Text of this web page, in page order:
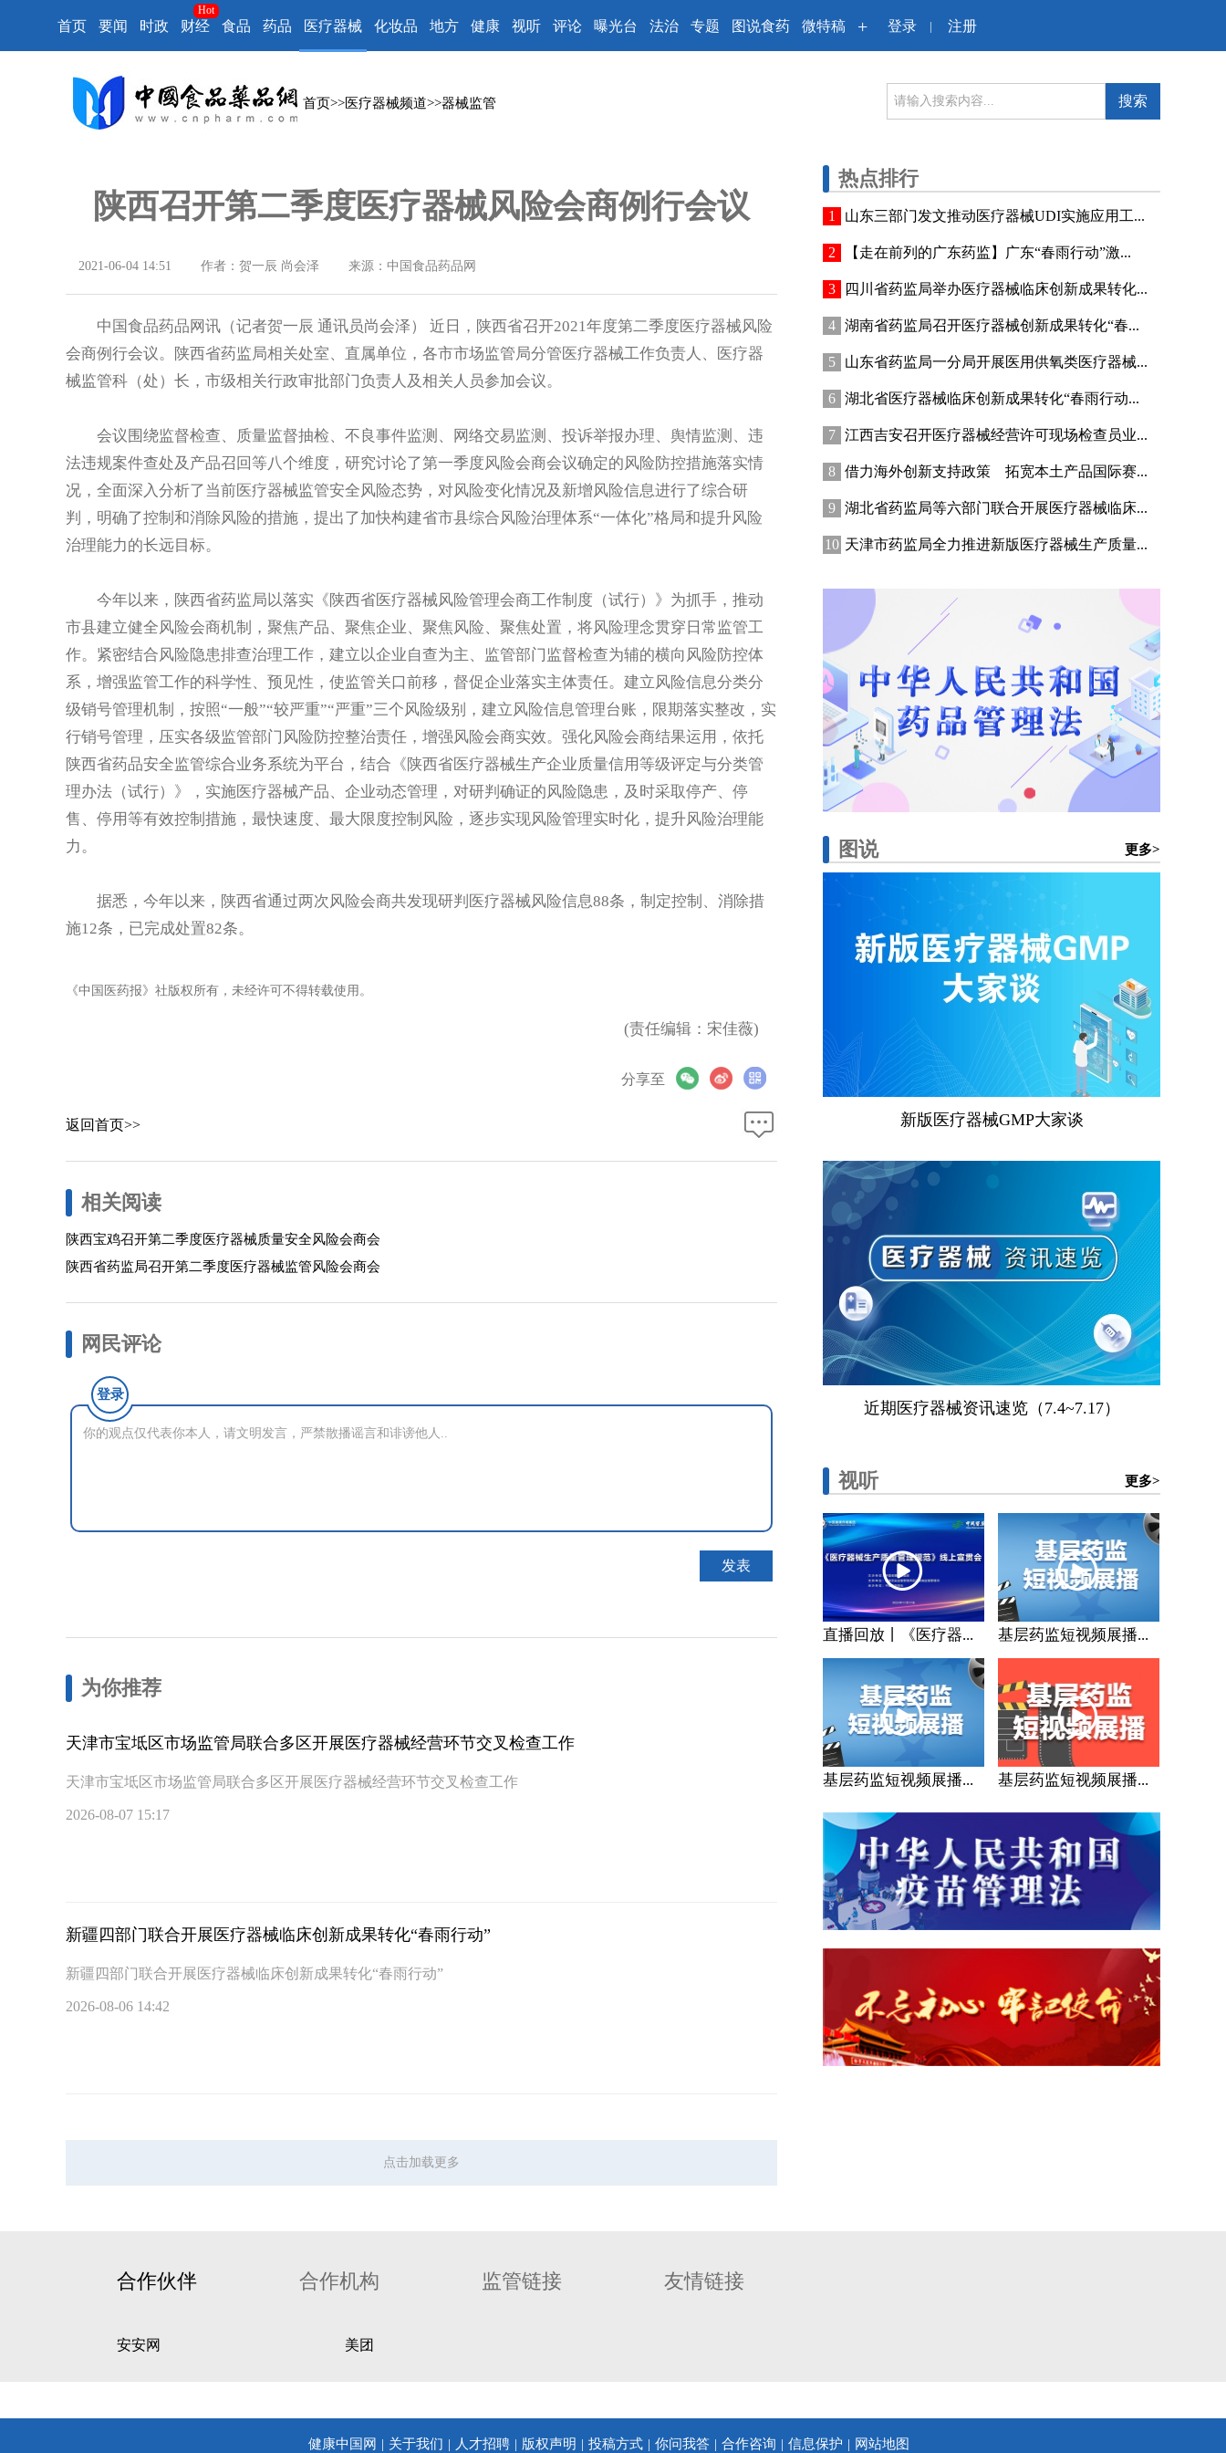
首页 要闻 时政 财经
Hot
食品 药品 医疗器械 化妆品 地方 健康 视听 评论 曝光台 法治 专题 图说食药 微特稿 + 登录 | 注册
首页>>医疗器械频道>>器械监管 搜索
陕西召开第二季度医疗器械风险会商例行会议
2021-06-04 14:51 作者：贺一辰 尚会泽 来源：中国食品药品网
中国食品药品网讯（记者贺一辰 通讯员尚会泽） 近日，陕西省召开2021年度第二季度医疗器械风险
会商例行会议。陕西省药监局相关处室、直属单位，各市市场监管局分管医疗器械工作负责人、医疗器
械监管科（处）长，市级相关行政审批部门负责人及相关人员参加会议。
会议围绕监督检查、质量监督抽检、不良事件监测、网络交易监测、投诉举报办理、舆情监测、违
法违规案件查处及产品召回等八个维度，研究讨论了第一季度风险会商会议确定的风险防控措施落实情
况，全面深入分析了当前医疗器械监管安全风险态势，对风险变化情况及新增风险信息进行了综合研
判，明确了控制和消除风险的措施，提出了加快构建省市县综合风险治理体系“一体化”格局和提升风险
治理能力的长远目标。
今年以来，陕西省药监局以落实《陕西省医疗器械风险管理会商工作制度（试行）》为抓手，推动
市县建立健全风险会商机制，聚焦产品、聚焦企业、聚焦风险、聚焦处置，将风险理念贯穿日常监管工
作。紧密结合风险隐患排查治理工作，建立以企业自查为主、监管部门监督检查为辅的横向风险防控体
系，增强监管工作的科学性、预见性，使监管关口前移，督促企业落实主体责任。建立风险信息分类分
级销号管理机制，按照“一般”“较严重”“严重”三个风险级别，建立风险信息管理台账，限期落实整改，实
行销号管理，压实各级监管部门风险防控整治责任，增强风险会商实效。强化风险会商结果运用，依托
陕西省药品安全监管综合业务系统为平台，结合《陕西省医疗器械生产企业质量信用等级评定与分类管
理办法（试行）》，实施医疗器械产品、企业动态管理，对研判确证的风险隐患，及时采取停产、停
售、停用等有效控制措施，最快速度、最大限度控制风险，逐步实现风险管理实时化，提升风险治理能
力。
据悉，今年以来，陕西省通过两次风险会商共发现研判医疗器械风险信息88条，制定控制、消除措
施12条，已完成处置82条。
《中国医药报》社版权所有，未经许可不得转载使用。
(责任编辑：宋佳薇)
分享至
返回首页>>
相关阅读
陕西宝鸡召开第二季度医疗器械质量安全风险会商会
陕西省药监局召开第二季度医疗器械监管风险会商会
网民评论
登录
为你推荐
天津市宝坻区市场监管局联合多区开展医疗器械经营环节交叉检查工作
天津市宝坻区市场监管局联合多区开展医疗器械经营环节交叉检查工作
2026-08-07 15:17
新疆四部门联合开展医疗器械临床创新成果转化“春雨行动”
新疆四部门联合开展医疗器械临床创新成果转化“春雨行动”
2026-08-06 14:42
点击加载更多
热点排行
山东三部门发文推动医疗器械UDI实施应用工...
【走在前列的广东药监】广东“春雨行动”激...
四川省药监局举办医疗器械临床创新成果转化...
湖南省药监局召开医疗器械创新成果转化“春...
山东省药监局一分局开展医用供氧类医疗器械...
湖北省医疗器械临床创新成果转化“春雨行动...
江西吉安召开医疗器械经营许可现场检查员业...
借力海外创新支持政策 拓宽本土产品国际赛...
湖北省药监局等六部门联合开展医疗器械临床...
天津市药监局全力推进新版医疗器械生产质量...
图说 更多>
新版医疗器械GMP大家谈
近期医疗器械资讯速览（7.4~7.17）
视听 更多>
直播回放丨《医疗器... 基层药监短视频展播...
基层药监短视频展播... 基层药监短视频展播...
合作伙伴 合作机构 监管链接 友情链接
安安网 美团
健康中国网 关于我们 人才招聘 版权声明 投稿方式 你问我答 合作咨询 信息保护 网站地图